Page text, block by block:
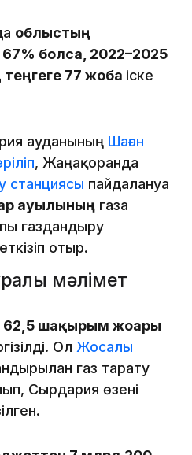
облыстың
болса, 2022–2025
77 жоба іске
ауданының Шаған
, Жаңақорғанда
станциясы пайдалануға
ауылының газға
газдандыру
отыр.
мәлімет
62,5 шақырым жоғары
Ол Жосалы
газ тарату
Сырдария өзені